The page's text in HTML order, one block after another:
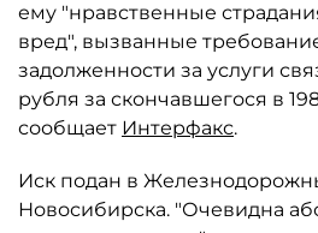
ему "нравственные
вред", вызванные
задолженности за услуги
рубля за скончавшегося в
сообщает Интерфакс.
Иск подан в
Новосибирска. "Очевидна